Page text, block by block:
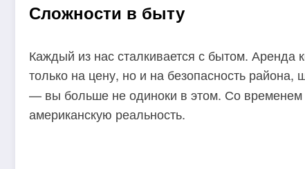
Сложности в быту
Каждый из нас сталкивается с бытом. Аренда
только на цену, но и на безопасность района,
— вы больше не одиноки в этом. Со временем
американскую реальность.